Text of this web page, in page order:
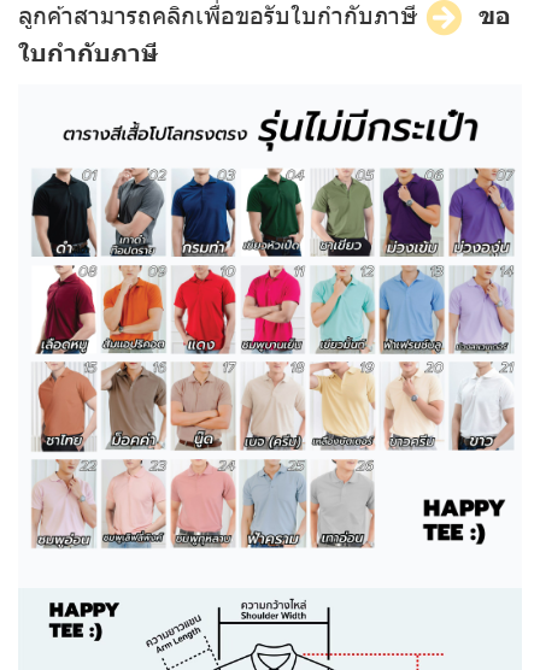
ลูกค้าสามารถคลิกเพื่อขอรับใบกำกับภาษี
ขอ
ใบกำกับภาษี